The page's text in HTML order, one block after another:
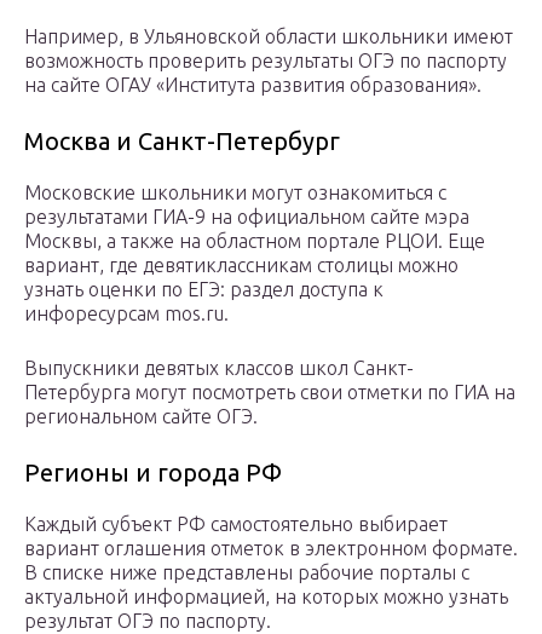
Например, в Ульяновской области школьники имеют
возможность проверить результаты ОГЭ по паспорту
на сайте ОГАУ «Института развития образования».
Москва и Санкт-Петербург
Московские школьники могут ознакомиться с
результатами ГИА-9 на официальном сайте мэра
Москвы, а также на областном портале РЦОИ. Еще
вариант, где девятиклассникам столицы можно
узнать оценки по ЕГЭ: раздел доступа к
инфоресурсам mos.ru.
Выпускники девятых классов школ Санкт-
Петербурга могут посмотреть свои отметки по ГИА на
региональном сайте ОГЭ.
Регионы и города РФ
Каждый субъект РФ самостоятельно выбирает
вариант оглашения отметок в электронном формате.
В списке ниже представлены рабочие порталы с
актуальной информацией, на которых можно узнать
результат ОГЭ по паспорту.